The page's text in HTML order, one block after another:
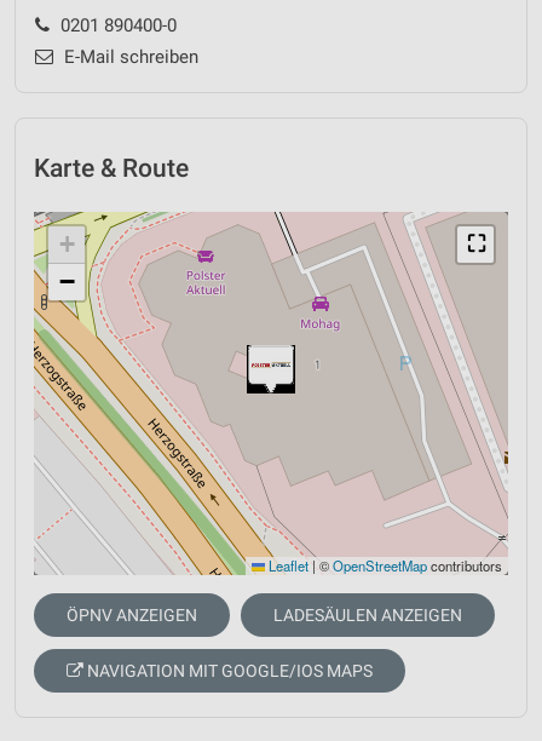
0201 890400-0
E-Mail schreiben
Karte & Route
⛶
+
−
Leaflet | ©OpenStreetMapcontributors
ÖPNV ANZEIGEN LADESÄULEN ANZEIGEN
NAVIGATION MIT GOOGLE/IOS MAPS